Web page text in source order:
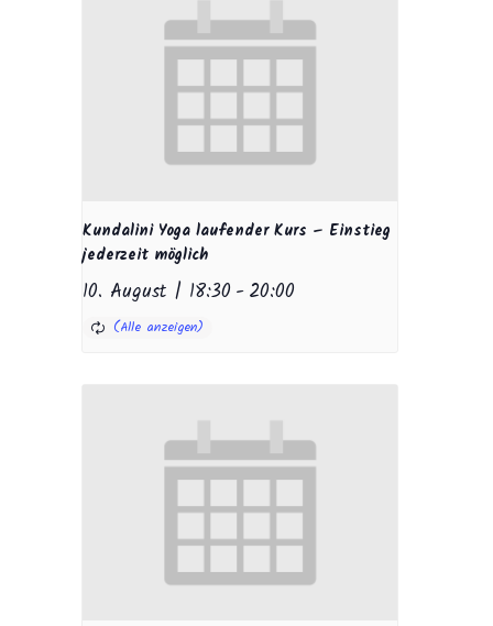
Kundalini Yoga laufender Kurs – Einstieg
jederzeit möglich
10. August | 18:30 -20:00